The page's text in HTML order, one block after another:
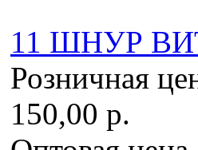
11 ШНУР
Розничная
150,00 р.